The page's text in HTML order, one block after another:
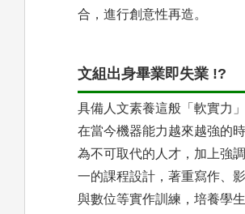
合，進行創意性再造。
文組出身畢業即失業 !?
具備人文素養這般「軟實力
在當今機器能力越來越強的
為不可取代的人才，加上強
一的課程設計，著重寫作、
與數位等實作訓練，培養學